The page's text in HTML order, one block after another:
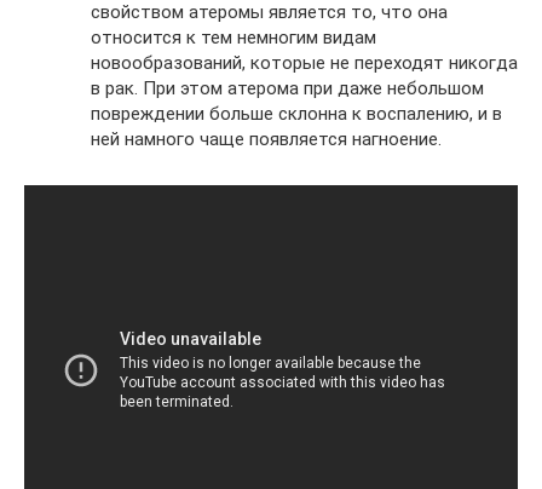
свойством атеромы является то, что она
относится к тем немногим видам
новообразований, которые не переходят никогда
в рак. При этом атерома при даже небольшом
повреждении больше склонна к воспалению, и в
ней намного чаще появляется нагноение.